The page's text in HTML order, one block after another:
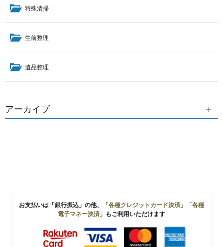
特殊清掃
生前整理
遺品整理
アーカイブ
お支払いは「銀行振込」の他、
「各種クレジットカード決済」「各種
電子マネー決済」 もご利用いただけます